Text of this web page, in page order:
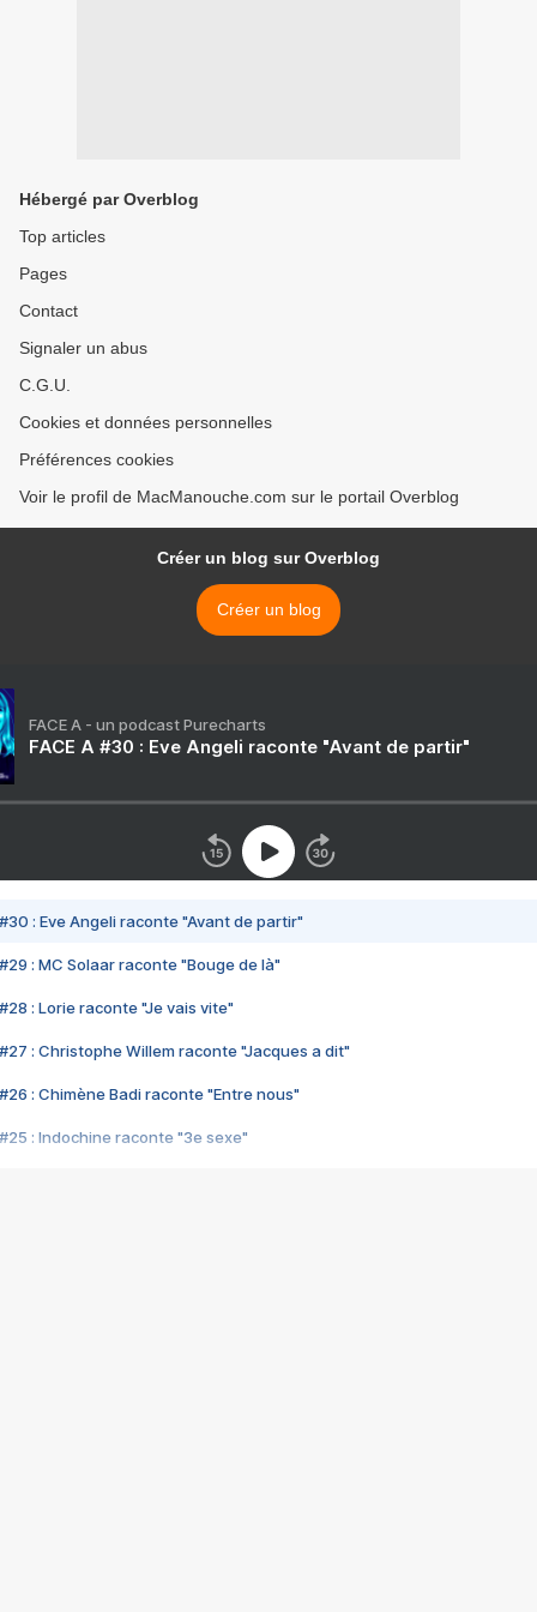
Hébergé par Overblog
Top articles
Pages
Contact
Signaler un abus
C.G.U.
Cookies et données personnelles
Préférences cookies
Voir le profil de MacManouche.com sur le portail Overblog
Créer un blog sur Overblog
Créer un blog
FACE A - un podcast Purecharts
FACE A #30 : Eve Angeli raconte "Avant de partir"
#30 : Eve Angeli raconte "Avant de partir"
#29 : MC Solaar raconte "Bouge de là"
#28 : Lorie raconte "Je vais vite"
#27 : Christophe Willem raconte "Jacques a dit"
#26 : Chimène Badi raconte "Entre nous"
#25 : Indochine raconte "3e sexe"